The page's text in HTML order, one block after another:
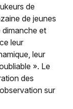
de
de jeunes
dimanche et
leur
leur
». Le
des
sur